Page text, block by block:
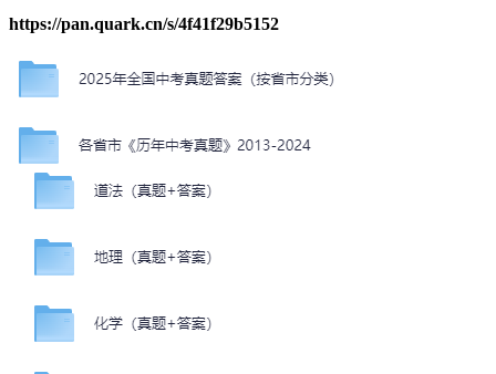
https://pan.quark.cn/s/4f41f29b5152